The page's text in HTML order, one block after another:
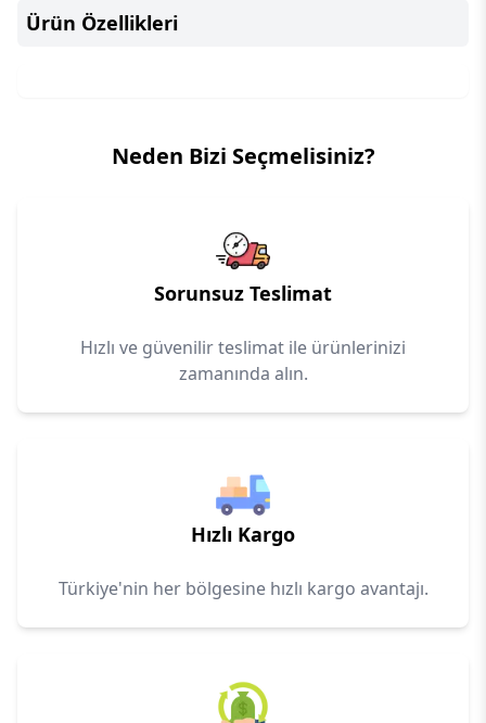
Ürün Özellikleri
Neden Bizi Seçmelisiniz?
Sorunsuz Teslimat
Hızlı ve güvenilir teslimat ile ürünlerinizi
zamanında alın.
Hızlı Kargo
Türkiye'nin her bölgesine hızlı kargo avantajı.